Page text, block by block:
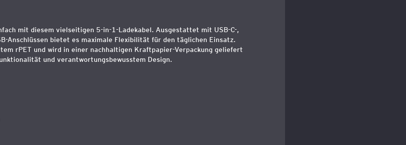
mit diesem vielseitigen 5-in-1-Ladekabel. Ausgestattet mit USB-C-,
Anschlüssen bietet es maximale Flexibilität für den täglichen Einsatz.
rPET und wird in einer nachhaltigen Kraftpapier-Verpackung geliefert
und verantwortungsbewusstem Design.